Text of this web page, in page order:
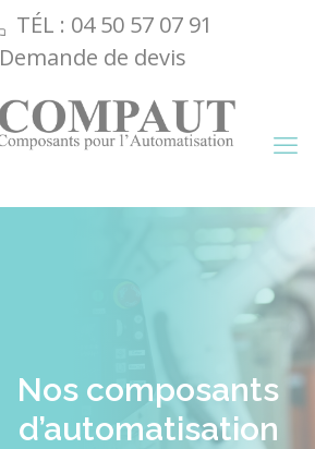
TÉL : 04 50 57 07 91
Demande de devis
Nos composants
d’automatisation